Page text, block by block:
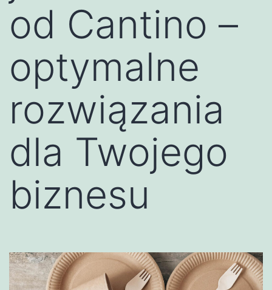
od Cantino –
optymalne
rozwiązania
dla Twojego
biznesu